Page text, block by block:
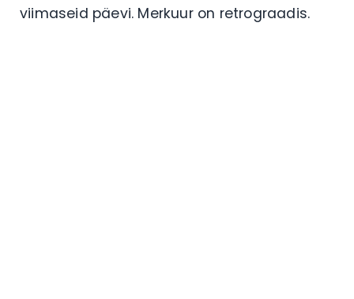
viimaseid päevi. Merkuur on retrograadis.